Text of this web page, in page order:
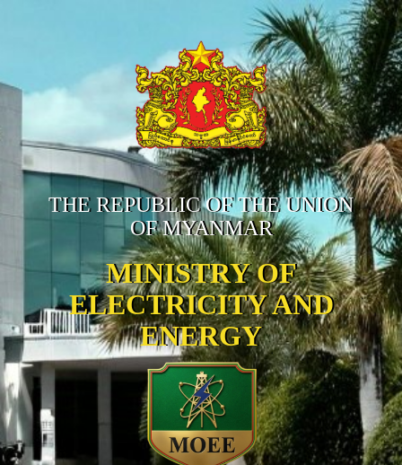
THE REPUBLIC OF THE UNION
OF MYANMAR
MINISTRY OF
ELECTRICITY AND
ENERGY